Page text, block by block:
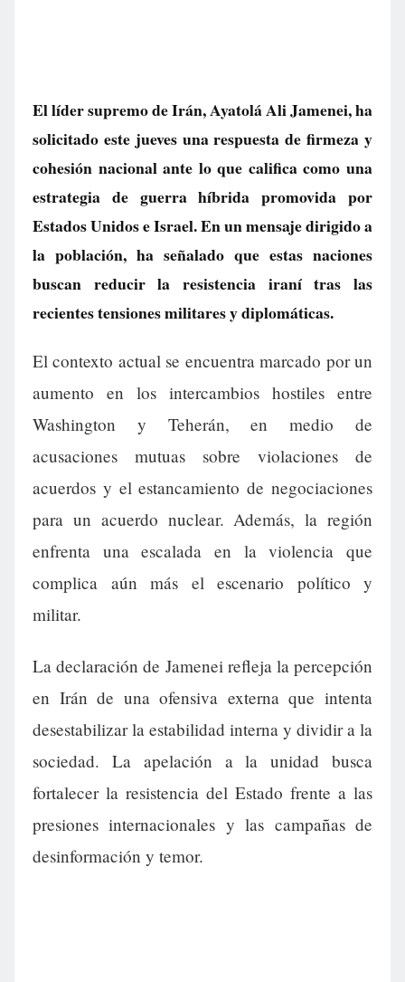
El líder supremo de Irán, Ayatolá Ali Jamenei, ha
solicitado este jueves una respuesta de firmeza y
cohesión nacional ante lo que califica como una
estrategia de guerra híbrida promovida por
Estados Unidos e Israel. En un mensaje dirigido a
la población, ha señalado que estas naciones
buscan reducir la resistencia iraní tras las
recientes tensiones militares y diplomáticas.
El contexto actual se encuentra marcado por un
aumento en los intercambios hostiles entre
Washington y Teherán, en medio de
acusaciones mutuas sobre violaciones de
acuerdos y el estancamiento de negociaciones
para un acuerdo nuclear. Además, la región
enfrenta una escalada en la violencia que
complica aún más el escenario político y
militar.
La declaración de Jamenei refleja la percepción
en Irán de una ofensiva externa que intenta
desestabilizar la estabilidad interna y dividir a la
sociedad. La apelación a la unidad busca
fortalecer la resistencia del Estado frente a las
presiones internacionales y las campañas de
desinformación y temor.